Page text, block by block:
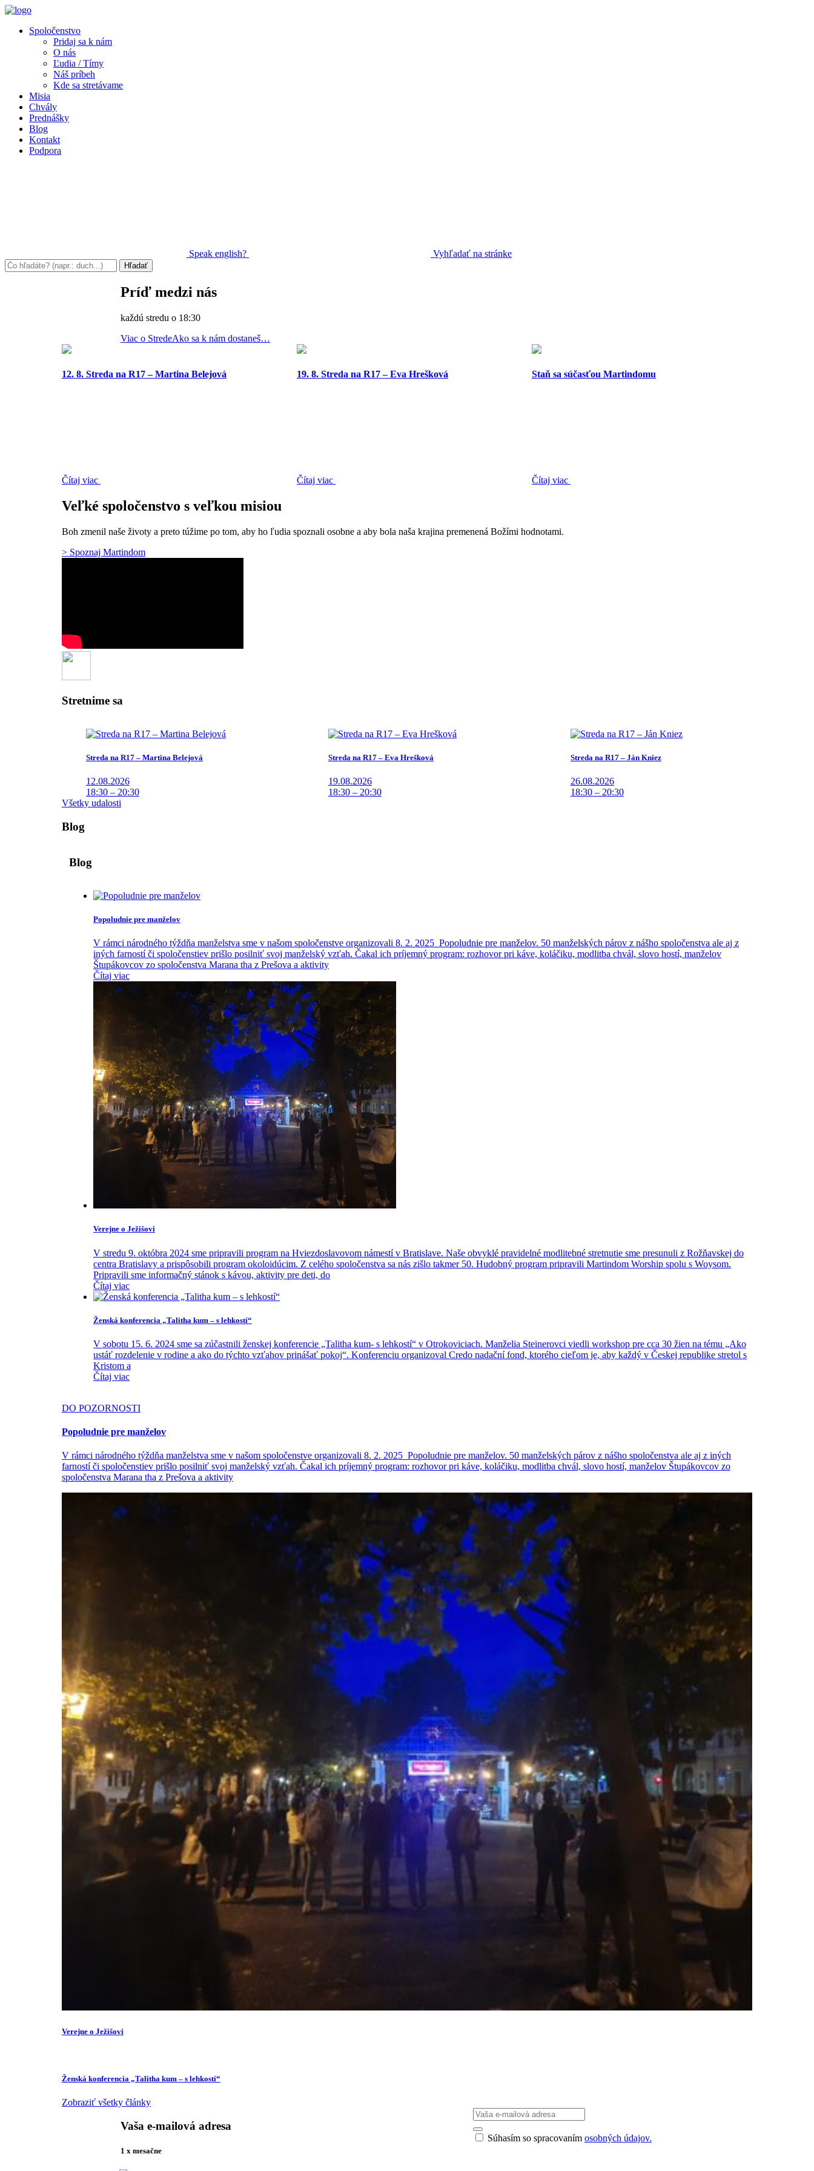
Spoločenstvo
Pridaj sa k nám
O nás
Ľudia / Tímy
Náš príbeh
Kde sa stretávame
Misia
Chvály
Prednášky
Blog
Kontakt
Podpora
Speak english? Vyhľadať na stránke
Príď medzi nás
každú stredu o 18:30
Viac o StredeAko sa k nám dostaneš…
12. 8. Streda na R17 – Martina Belejová
Čítaj viac
19. 8. Streda na R17 – Eva Hrešková
Čítaj viac
Staň sa súčasťou Martindomu
Čítaj viac
Veľké spoločenstvo s veľkou misiou
Boh zmenil naše životy a preto túžime po tom, aby ho ľudia spoznali osobne a aby bola naša krajina premenená Božími hodnotami.
> Spoznaj Martindom
Stretnime sa
Streda na R17 – Martina Belejová
12.08.2026
18:30 – 20:30
Streda na R17 – Eva Hrešková
19.08.2026
18:30 – 20:30
Streda na R17 – Ján Kniez
26.08.2026
18:30 – 20:30
Všetky udalosti
Blog
Blog
Popoludnie pre manželov
V rámci národného týždňa manželstva sme v našom spoločenstve organizovali 8. 2. 2025 Popoludnie pre manželov. 50 manželských párov z nášho spoločenstva ale aj z
iných farností či spoločenstiev prišlo posilniť svoj manželský vzťah. Čakal ich príjemný program: rozhovor pri káve, koláčiku, modlitba chvál, slovo hostí, manželov
Štupákovcov zo spoločenstva Marana tha z Prešova a aktivity
Čítaj viac
Verejne o Ježišovi
V stredu 9. októbra 2024 sme pripravili program na Hviezdoslavovom námestí v Bratislave. Naše obvyklé pravidelné modlitebné stretnutie sme presunuli z Rožňavskej do
centra Bratislavy a prispôsobili program okoloidúcim. Z celého spoločenstva sa nás zišlo takmer 50. Hudobný program pripravili Martindom Worship spolu s Woysom.
Pripravili sme informačný stánok s kávou, aktivity pre deti, do
Čítaj viac
Ženská konferencia „Talitha kum – s lehkostí“
V sobotu 15. 6. 2024 sme sa zúčastnili ženskej konferencie „Talitha kum- s lehkostí“ v Otrokoviciach. Manželia Steinerovci viedli workshop pre cca 30 žien na tému „Ako
ustáť rozdelenie v rodine a ako do týchto vzťahov prinášať pokoj“. Konferenciu organizoval Credo nadační fond, ktorého cieľom je, aby každý v Českej republike stretol s
Kristom a
Čítaj viac
DO POZORNOSTI
Popoludnie pre manželov
V rámci národného týždňa manželstva sme v našom spoločenstve organizovali 8. 2. 2025 Popoludnie pre manželov. 50 manželských párov z nášho spoločenstva ale aj z iných
farností či spoločenstiev prišlo posilniť svoj manželský vzťah. Čakal ich príjemný program: rozhovor pri káve, koláčiku, modlitba chvál, slovo hostí, manželov Štupákovcov zo
spoločenstva Marana tha z Prešova a aktivity
Verejne o Ježišovi
Ženská konferencia „Talitha kum – s lehkostí“
Zobraziť všetky články
Vaša e-mailová adresa
1 x mesačne
Súhasím so spracovaním osobných údajov.